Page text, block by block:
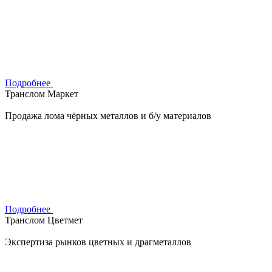
Подробнее
Транслом Маркет
Продажа лома чёрных металлов и б/у материалов
Подробнее
Транслом Цветмет
Экспертиза рынков цветных и драгметаллов